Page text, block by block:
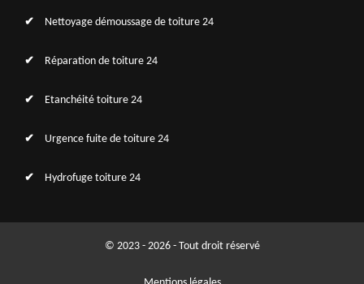
Nettoyage démoussage de toiture 24
Réparation de toiture 24
Etanchéité toiture 24
Urgence fuite de toiture 24
Hydrofuge toiture 24
© 2023 - 2026 - Tout droit réservé